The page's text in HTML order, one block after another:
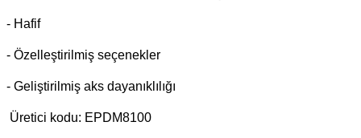
- Hafif
- Özelleştirilmiş seçenekler
- Geliştirilmiş aks dayanıklılığı
Üretici kodu: EPDM8100